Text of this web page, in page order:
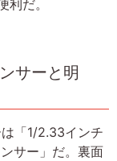
だ。
サーと明
「1/2.33インチ
サー」だ。裏面